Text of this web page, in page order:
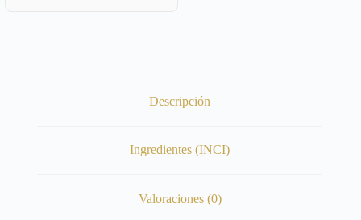
Descripción
Ingredientes (INCI)
Valoraciones (0)